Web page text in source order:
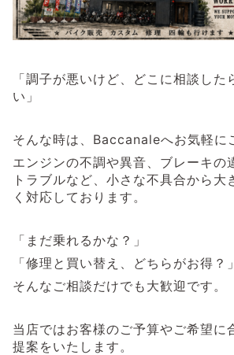
「調子が悪いけど、どこに相談した
い」
そんな時は、Baccanaleへお気軽に
エンジンの不調や異音、ブレーキの
トラブルなど、小さな不具合から大
く対応しております。
「まだ乗れるかな？」
「修理と買い替え、どちらがお得？」
そんなご相談だけでも大歓迎です。
当店ではお客様のご予算やご希望に
提案をいたします。